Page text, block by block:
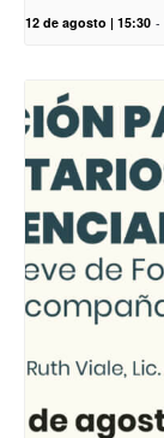
12 de agosto | 15:30 -